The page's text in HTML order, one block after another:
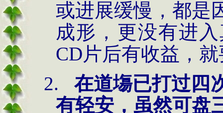
或进展缓慢，都是
成形，更没有进
CD片后有收益，
2.
在道塲已打过四
有轻安，虽然可盘